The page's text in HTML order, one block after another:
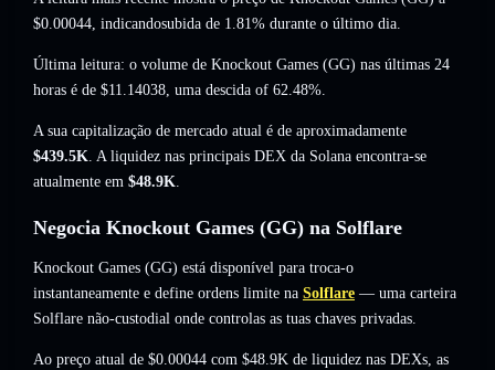
$0.00044, indicandosubida de 1.81% durante o último dia.
Última leitura: o volume de Knockout Games (GG) nas últimas 24
horas é de $11.14038, uma descida of 62.48%.
A sua capitalização de mercado atual é de aproximadamente
$439.5K. A liquidez nas principais DEX da Solana encontra-se
atualmente em $48.9K.
Negocia Knockout Games (GG) na Solflare
Knockout Games (GG) está disponível para troca-o
instantaneamente e define ordens limite na Solflare — uma carteira
Solflare não-custodial onde controlas as tuas chaves privadas.
Ao preço atual de $0.00044 com $48.9K de liquidez nas DEXs, as